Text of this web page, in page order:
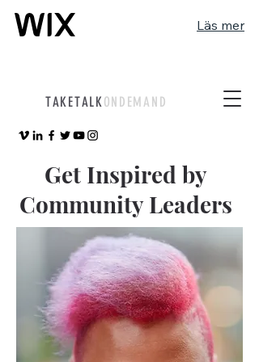
Läs mer